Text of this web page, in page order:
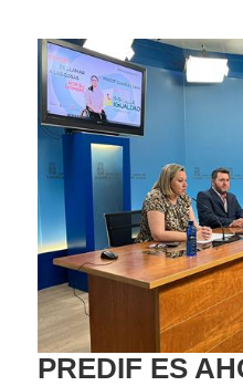
PREDIF ES